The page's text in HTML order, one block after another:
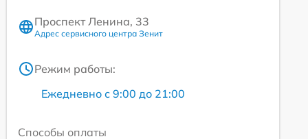
Проспект Ленина, 33
Адрес сервисного центра Зенит
Режим работы:
Ежедневно с 9:00 до 21:00
Способы оплаты